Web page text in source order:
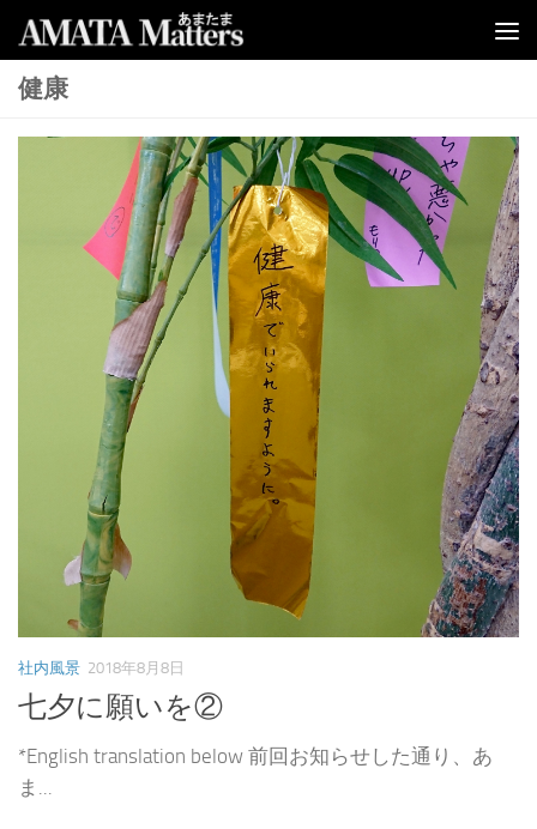
コンテンツへスキップ
健康
社内風景 2018年8月8日
七夕に願いを②
*English translation below 前回お知らせした通り、あ
ま...